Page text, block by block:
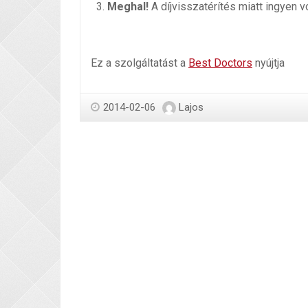
Meghal! A díjvisszatérítés miatt ingyen
Ez a szolgáltatást a Best Doctors nyújtja
2014-02-06 Lajos